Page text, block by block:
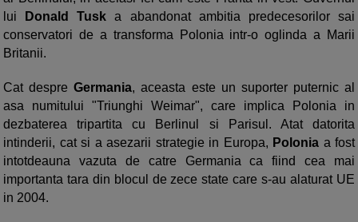
lui
Donald Tusk a abandonat ambitia predecesorilor sai
conservatori de a transforma Polonia intr-o oglinda a Marii
Britanii.
Cat despre Germania, aceasta este un suporter puternic al
asa numitului "Triunghi Weimar", care implica Polonia in
dezbaterea tripartita cu Berlinul si Parisul. Atat datorita
intinderii, cat si a asezarii strategie in Europa, Polonia a fost
intotdeauna vazuta de catre Germania ca fiind cea mai
importanta tara din blocul de zece state care s-au alaturat UE
in 2004.